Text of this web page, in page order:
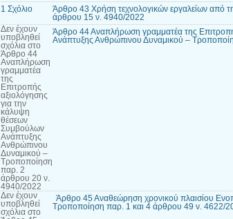
1 Σχόλιο
Άρθρο 43 Χρήση τεχνολογικών εργαλείων από
άρθρου 15 ν. 4940/2022
Δεν έχουν
υποβληθεί
σχόλια στο
Άρθρο 44
Αναπλήρωση
γραμματέα
της
Επιτροπής
αξιολόγησης
για την
κάλυψη
θέσεων
Συμβούλων
Ανάπτυξης
Ανθρώπινου
Δυναμικού –
Τροποποίηση
παρ. 2
άρθρου 20 ν.
4940/2022
Άρθρο 44 Αναπλήρωση γραμματέα της
Ανάπτυξης Ανθρώπινου Δυναμικού –
Δεν έχουν
υποβληθεί
σχόλια στο
Άρθρο 45 Αναθεώρηση χρονικού πλαισίου
Τροποποίηση παρ. 1 και 4 άρθρου 49 ν. 4622/